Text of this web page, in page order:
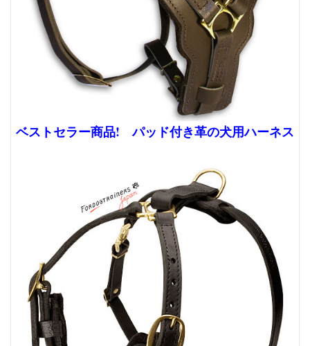
ベストセラー商品! パッド付き革の犬用ハーネス